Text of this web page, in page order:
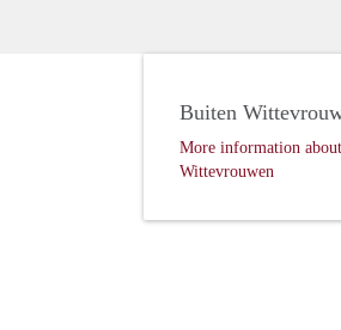
Buiten
More information
Wittevrouwen